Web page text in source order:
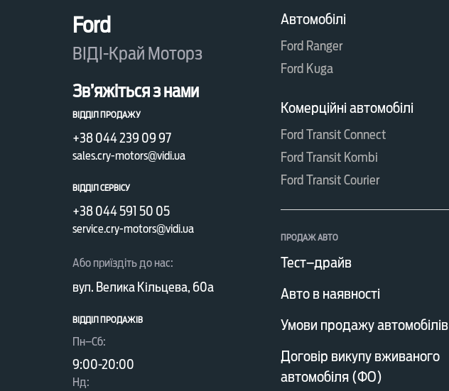
Ford
ВІДІ-Край Моторз
Зв’яжіться з нами
ВІДДІЛ ПРОДАЖУ
+38 044 239 09 97
sales.cry-motors@vidi.ua
ВІДДІЛ СЕРВІСУ
+38 044 591 50 05
service.cry-motors@vidi.ua
Або приїздіть до нас:
вул. Велика Кільцева, 60а
ВІДДІЛ ПРОДАЖІВ
Пн–Сб:
9:00-20:00
Нд:
Автомобілі
Ford Ranger
Ford Kuga
Комерційні автомобілі
Ford Transit Connect
Ford Transit Kombi
Ford Transit Courier
ПРОДАЖ АВТО
Тест–драйв
Авто в наявності
Умови продажу автомобілів
Договір викупу вживаного
автомобіля (ФО)